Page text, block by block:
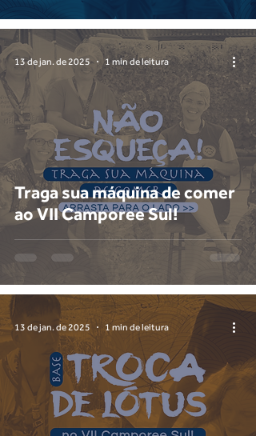
Traga sua máquina de comer
ao VII Camporee Sul!
13 de jan. de 2025 1 min de leitura
13 de jan. de 2025 1 min de leitura